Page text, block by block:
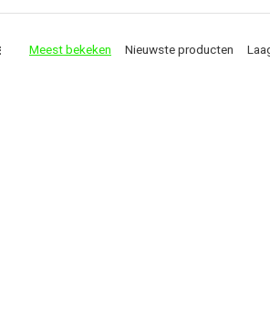
Meest bekeken Nieuwste producten